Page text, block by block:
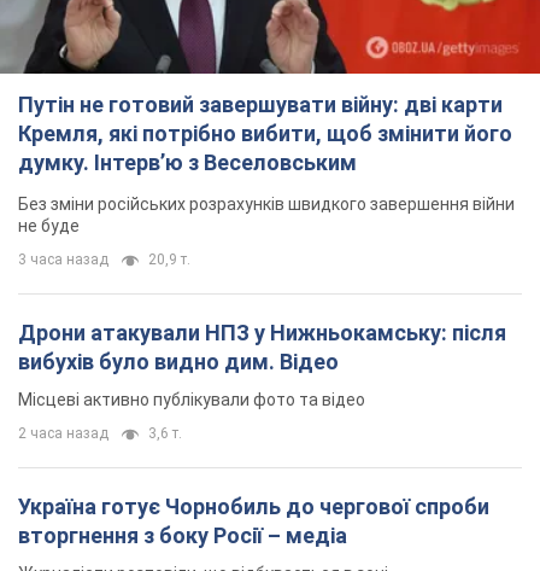
Путін не готовий завершувати війну: дві карти
Кремля, які потрібно вибити, щоб змінити його
думку. Інтерв’ю з Веселовським
Без зміни російських розрахунків швидкого завершення війни
не буде
3 часа назад 20,9 т.
Дрони атакували НПЗ у Нижньокамську: після
вибухів було видно дим. Відео
Місцеві активно публікували фото та відео
2 часа назад 3,6 т.
Україна готує Чорнобиль до чергової спроби
вторгнення з боку Росії – медіа